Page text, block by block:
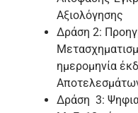
Αξιολόγησης
Δράση 2:
ημερομηνία
Δράση 3: